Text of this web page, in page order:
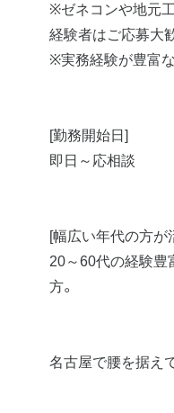
※ゼネコンや地元
経験者はご応募大
※実務経験が豊富
[勤務開始日]
即日～応相談
[幅広い年代の方が
20～60代の経験豊
方。
名古屋で腰を据え